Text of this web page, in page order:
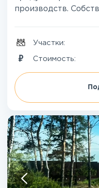
производств.
Участки:
Стоимость: